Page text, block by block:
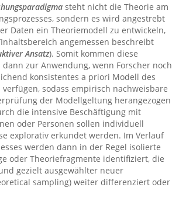
steht nicht die Theorie am
sondern es wird angestrebt
Daten ein Theoriemodell zu entwickeln,
angemessen beschreibt
Ansatz). Somit kommen diese
zur Anwendung, wenn Forscher noch
konsistentes a priori Modell des
verfügen, sodass empirisch nachweisbare
der Modellgeltung herangezogen
die intensive Beschäftigung mit
oder Personen sollen individuell
explorativ erkundet werden. Im Verlauf
werden dann in der Regel isolierte
oder Theoriefragmente identifiziert, die
gezielt ausgewählter neuer
sampling) weiter differenziert oder